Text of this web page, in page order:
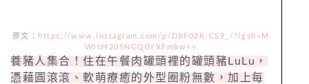
原文：
https://www.instagram.com/p/DbF02K-CS9_/?igsh=M
WJtM205NGQ0YXFmbw==
養豬人集合！住在午餐肉罐頭裡的罐頭豬LuLu，
憑藉圓滾滾、軟萌療癒的外型圈粉無數，加上每